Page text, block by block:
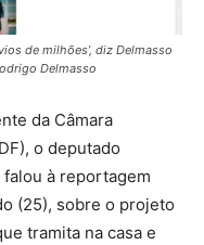
de milhões’, diz Delmasso
Delmasso
da Câmara
o deputado
à reportagem
(25), sobre o projeto
tramita na casa e